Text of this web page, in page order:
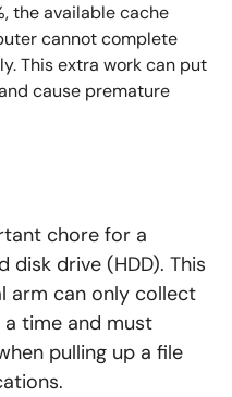
the available cache
cannot complete
This extra work can put
cause premature
chore for a
disk drive (HDD). This
arm can only collect
time and must
pulling up a file